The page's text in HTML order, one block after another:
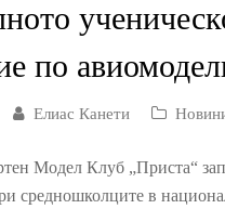
по
Елиас Канети
Модел Клуб „Приста“
средношколците в